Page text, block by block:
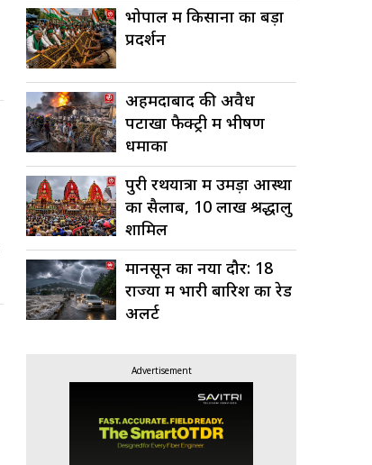
भोपाल में किसानों का बड़ा
प्रदर्शन
अहमदाबाद की अवैध
पटाखा फैक्ट्री में भीषण
धमाका
पुरी रथयात्रा में उमड़ा आस्था
का सैलाब, 10 लाख श्रद्धालु
शामिल
मानसून का नया दौर: 18
राज्यों में भारी बारिश का रेड
अलर्ट
Advertisement